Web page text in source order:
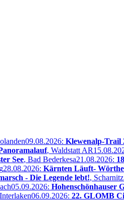
09.08.2026: Klewenalp-Trail
, Waldstatt AR
See, Bad Bederkesa21.08.2026:
28.08.2026: Kärnten Läuft-
- Die Legende lebt!,
05.09.2026: Hohenschönhauser
06.09.2026: 22. GLOMB